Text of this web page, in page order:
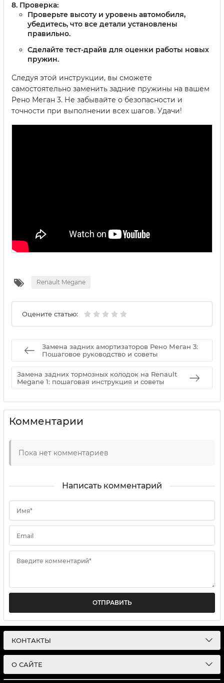
Проверка:
Проверьте высоту и уровень автомобиля,
убедитесь, что все детали установлены
правильно.
Сделайте тест-драйв для оценки работы новых
пружин.
Следуя этой инструкции, вы сможете
самостоятельно заменить задние пружины на вашем
Рено Меган 3. Не забывайте о безопасности и
точности при выполнении всех шагов. Удачи!
Renault Megane
Оцените статью:
Замена задних амортизаторов Рено Меган 3:
Пошаговое руководство и советы
Замена задних тормозных колодок на Renault
Megane 1: пошаговая инструкция и советы
Комментарии
Пока нет комментариев
Написать комментарий
Имя*
Email
Введите комментарий*
ОТПРАВИТЬ
КОНТАКТЫ
О САЙТЕ